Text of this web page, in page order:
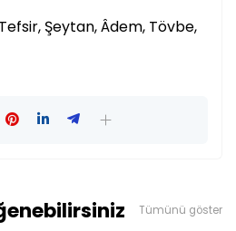
Tefsir, Şeytan, Âdem, Tövbe,
Tümünü göster